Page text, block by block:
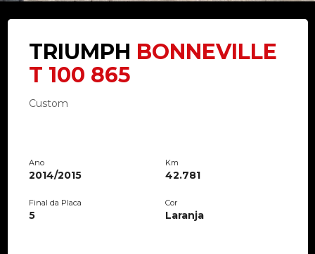
TRIUMPH BONNEVILLE
T 100 865
Custom
Ano
2014/2015
Km
42.781
Final da Placa
5
Cor
Laranja